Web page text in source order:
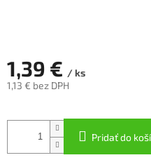
1,39 € / ks
1,13 € bez DPH
cena:
Pridať do